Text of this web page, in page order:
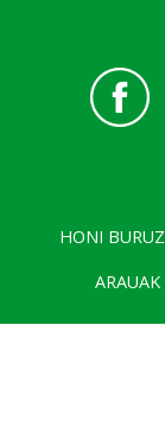
HONI BURUZ
ARAUAK